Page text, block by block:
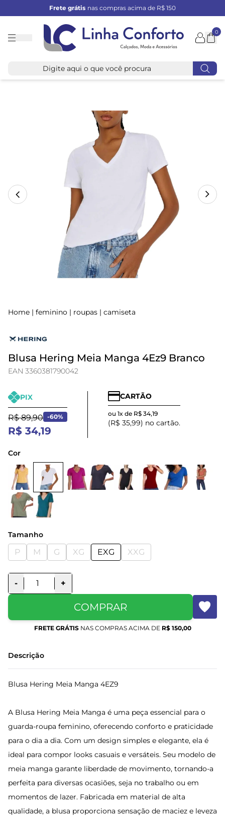
Frete grátis nas compras acima de R$ 150
Linha
0
Home | feminino | roupas | camiseta
Blusa Hering Meia Manga 4Ez9 Branco
EAN 3360381790042
PIX
R$ 89,90 -60%
R$ 34,19
CARTÃO
ou 1x de R$ 34,19
(R$ 35,99) no cartão.
Cor
Tamanho
P M G XG EXG XXG
- +
COMPRAR
FRETE GRÁTISNAS COMPRAS ACIMA DE R$ 150,00
Descrição
Blusa Hering Meia Manga 4EZ9
A Blusa Hering Meia Manga é uma peça essencial para o
guarda-roupa feminino, oferecendo conforto e praticidade
para o dia a dia. Com um design simples e elegante, ela é
ideal para compor looks casuais e versáteis. Seu modelo de
meia manga garante liberdade de movimento, tornando-a
perfeita para diversas ocasiões, seja no trabalho ou em
momentos de lazer. Fabricada em material de alta
qualidade, a blusa proporciona sensação de maciez e leveza